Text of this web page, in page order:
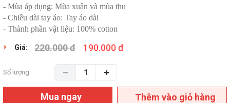
- Mùa áp dụng: Mùa xuân và mùa thu
- Chiều dài tay áo: Tay áo dài
- Thành phần vật liệu: 100% cotton
Giá: 220.000 đ 190.000 đ
Số lượng:
Mua ngay Thêm vào giỏ hàng